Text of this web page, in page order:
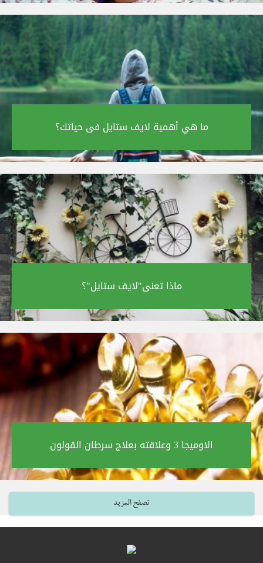
ما هي أهمية لايف ستايل فى حياتك؟‎
ماذا تعنى"لايف ستايل"؟‎
الاوميجا 3 وعلاقته بعلاج سرطان القولون‎
تصفح المزيد